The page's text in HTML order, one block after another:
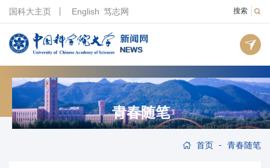
搜索
国科大主页 English 笃志网
青春随笔
首页 - 青春随笔